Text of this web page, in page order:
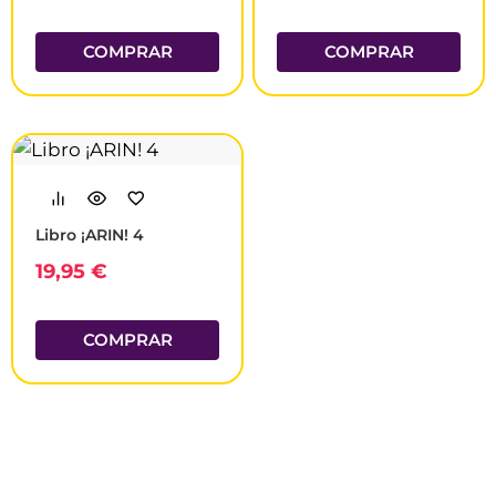
COMPRAR COMPRAR
Libro ¡ARIN! 4
19,95 €
COMPRAR